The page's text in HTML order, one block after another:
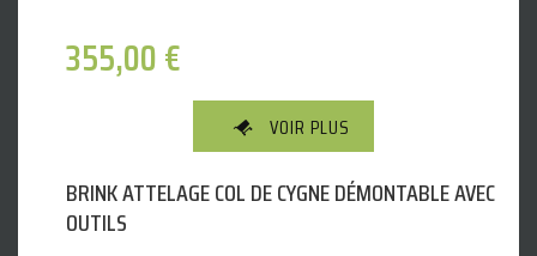
355,00€
VOIR PLUS
BRINK ATTELAGE COL DE CYGNE DÉMONTABLE AVEC
OUTILS